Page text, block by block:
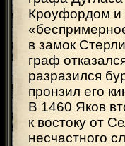
Кроуфордом и
в замок
граф
разразился
пронзил его
В 1460 Яков
к востоку от
несчастного